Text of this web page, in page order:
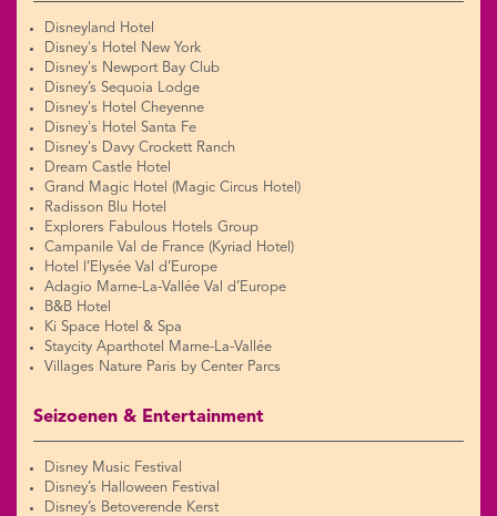
Disneyland Hotel
Disney's Hotel New York
Disney's Newport Bay Club
Disney’s Sequoia Lodge
Disney's Hotel Cheyenne
Disney's Hotel Santa Fe
Disney's Davy Crockett Ranch
Dream Castle Hotel
Grand Magic Hotel (Magic Circus Hotel)
Radisson Blu Hotel
Explorers Fabulous Hotels Group
Campanile Val de France (Kyriad Hotel)
Hotel l’Elysée Val d’Europe
Adagio Marne-La-Vallée Val d’Europe
B&B Hotel
Ki Space Hotel & Spa
Staycity Aparthotel Marne-La-Vallée
Villages Nature Paris by Center Parcs
Seizoenen & Entertainment
Disney Music Festival
Disney’s Halloween Festival
Disney’s Betoverende Kerst